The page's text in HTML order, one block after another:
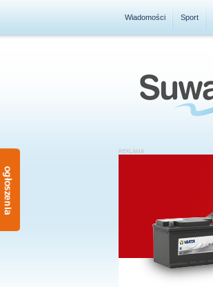
Wiadomości Sport